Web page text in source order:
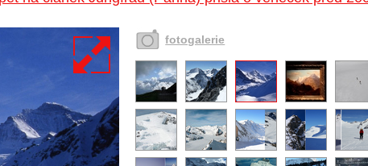
fotogalerie